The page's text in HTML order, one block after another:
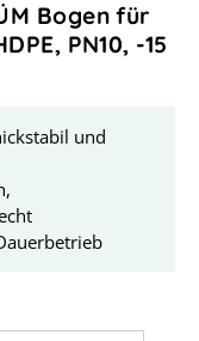
Bogen für
PN10, -15
und